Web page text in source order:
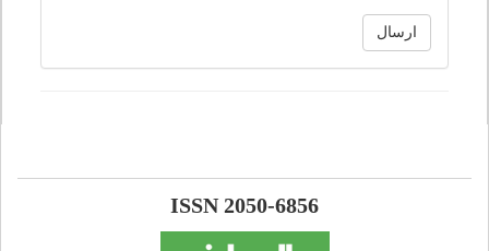
ارسال
ISSN 2050-6856